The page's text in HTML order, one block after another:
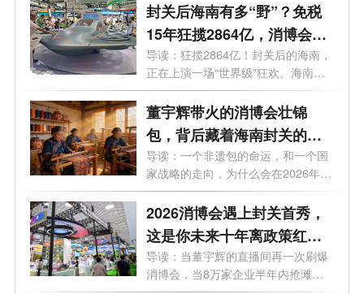
封关后海南有多“野”？免税
15年狂揽2864亿，消博会成
全球抢单现场！
导读：狂揽2864亿！封关后的海南，
正在上演一场“世界级”狂欢。海南自
贸...
董宇辉带火的消博会壮锦
包，背后藏着海南封关的国
家级红利
导读：一个非遗包的命运，和一个国
家战略的走向，为什么会在2026年的
海南...
2026消博会遇上封关首秀，
这是你未来十年离政策红利
最近的一次
导读：当董宇辉的直播间再一次刷爆
消博会，当8万家企业半年内抢滩海